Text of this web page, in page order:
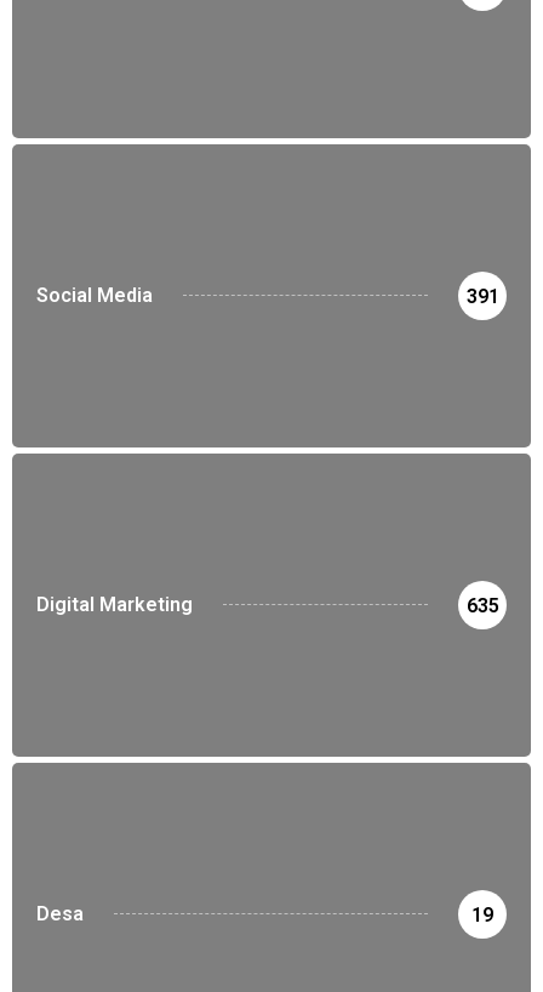
Social Media 391
Digital Marketing 635
Desa 19